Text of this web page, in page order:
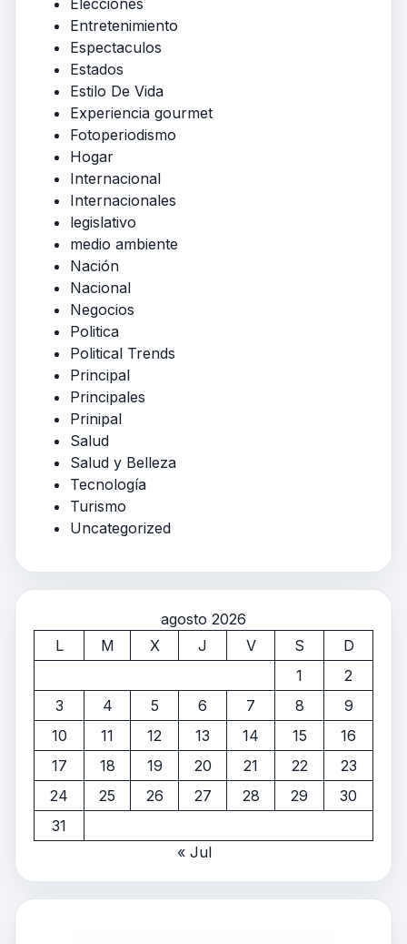
Elecciones
Entretenimiento
Espectaculos
Estados
Estilo De Vida
Experiencia gourmet
Fotoperiodismo
Hogar
Internacional
Internacionales
legislativo
medio ambiente
Nación
Nacional
Negocios
Politica
Political Trends
Principal
Principales
Prinipal
Salud
Salud y Belleza
Tecnología
Turismo
Uncategorized
agosto 2026
L
M X J V S
D
1
2
3
4 5 6 7 8
9
10
11 12 13 14 15
16
17
18 19 20 21 22
23
24
25 26 27 28 29
30
31
« Jul